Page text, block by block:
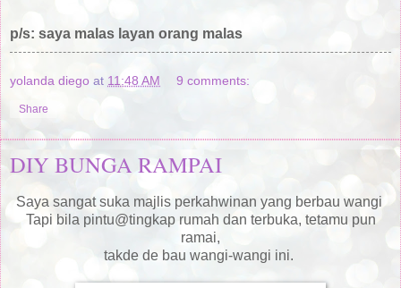
p/s: saya malas layan orang malas
yolanda diego at 11:48 AM 9 comments:
Share
DIY BUNGA RAMPAI
Saya sangat suka majlis perkahwinan yang berbau wangi
Tapi bila pintu@tingkap rumah dan terbuka, tetamu pun
ramai,
takde de bau wangi-wangi ini.